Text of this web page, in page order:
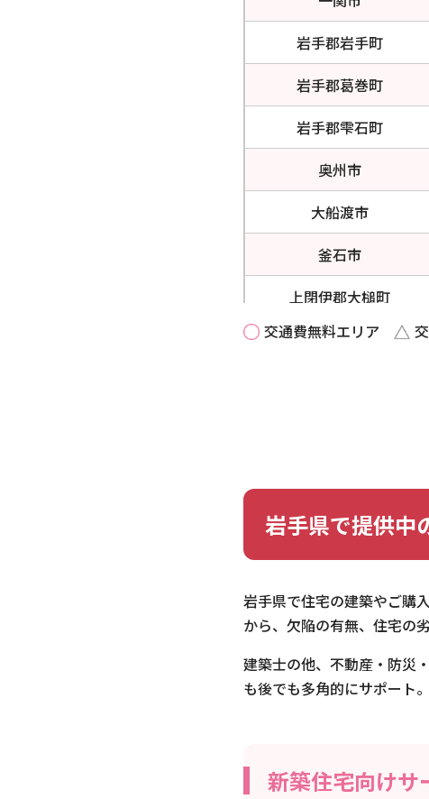
岩手郡岩手町
岩手郡葛巻町
岩手郡雫石町
奥州市
大船渡市
釜石市
上閉伊郡大槌町
北上市
気仙郡住田町
下閉伊郡岩泉町
下閉伊郡田野畑村
交通費無料エリア
岩手県で提供中
岩手県で住宅の建築やご購
から、欠陥の有無、住宅の
建築士の他、不動産・防災
も後でも多角的にサポート
新築住宅向けサ